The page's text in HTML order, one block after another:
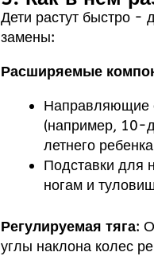
Дети растут быстро -
замены:
Расширяемые
Направляющие
(например, 10-
летнего
Подставки для
ногам и
Регулируемая тяга:
углы наклона колес